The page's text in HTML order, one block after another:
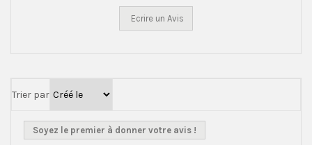
Ecrire un Avis
Trier par
Soyez le premier à donner votre avis !